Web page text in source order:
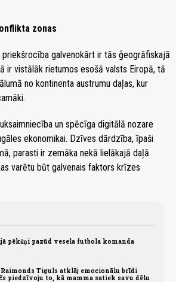
zonas
galvenokārt ir tās ģeogrāfiskajā
ir vistālāk rietumos esošā valsts Eiropā, tā
no kontinenta austrumu daļas, kur
un spēcīga digitālā nozare
ekonomikai. Dzīves dārdzība, īpaši
parasti ir zemāka nekā lielākajā daļā
varētu būt galvenais faktors krīzes
pēkšņi pazūd vesela futbola komanda
Raimonds Tiguls atklāj emocionālu brīdi
piedzīvoju to, kā mamma satiek savu dēlu